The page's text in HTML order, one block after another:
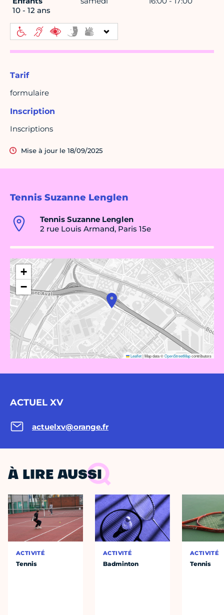
Tennis Suzanne Lenglen
Tennis Suzanne Lenglen
2 rue Louis Armand, Paris 15e
+
−
Leaflet|Map data ©OpenStreetMapcontributors
ACTUEL XV
actuelxv@orange.fr
10 - 12 ans
Tarif
formulaire
Inscription
Inscriptions
Mise à jour le 18/09/2025
À LIRE AUSSI
ACTIVITÉ
Tennis
ACTIVITÉ
Badminton
ACTIVITÉ
Tennis